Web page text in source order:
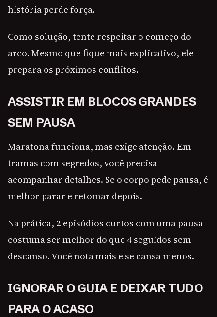
história perde força.
Como solução, tente respeitar o começo do
arco. Mesmo que fique mais explicativo, ele
prepara os próximos conflitos.
ASSISTIR EM BLOCOS GRANDES
SEM PAUSA
Maratona funciona, mas exige atenção. Em
tramas com segredos, você precisa
acompanhar detalhes. Se o corpo pede pausa, é
melhor parar e retomar depois.
Na prática, 2 episódios curtos com uma pausa
costuma ser melhor do que 4 seguidos sem
descanso. Você nota mais e se cansa menos.
IGNORAR O GUIA E DEIXAR TUDO
PARA O ACASO